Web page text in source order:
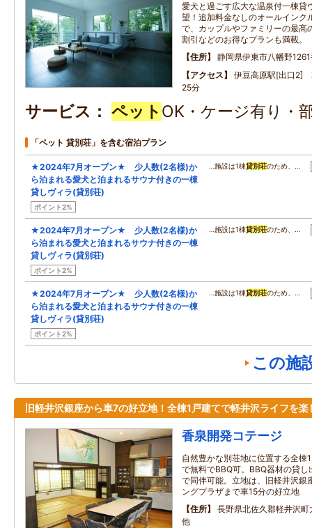
愛犬と過ごす広大な温泉付一棟貸
望！追加料金なしのオールインク
で、カップルやファミリーの最高
割引などのお得なプランも満載。
住所
静岡県伊東市八幡野
アクセス
伊豆高原駅[出口2]
25分
サービス ペット OK・ケージ有り・
「ペット 貸別荘」を含む宿泊プラン
★2024年7月オープン★ 少人数(2名様)か
ら泊まれる愛犬と泊まれるサウナ付きの一棟
貸しヴィラ(貸別荘)
ポイント2%
…施設は1棟貸別荘のため、…
★2024年7月オープン★ 少人数(2名様)か
ら泊まれる愛犬と泊まれるサウナ付きの一棟
貸しヴィラ(貸別荘)
ポイント2%
…施設は1棟貸別荘のため、…
★2024年7月オープン★ 少人数(2名様)か
ら泊まれる愛犬と泊まれるサウナ付きの一棟
貸しヴィラ(貸別荘)
ポイント2%
…施設は1棟貸別荘のため、…
この施
旧軽井沢銀座から車7の好立地！全棟1戸建てで軽井沢ライフを楽
香泉開発コテージ
自然豊かな別荘地に位置する全棟
で無料でBBQ可。BBQ器材の貸
で同伴可能。立地は、旧軽井沢銀
ングプラザまで車15分の好立地
住所
長野県北佐久郡軽井沢町
他